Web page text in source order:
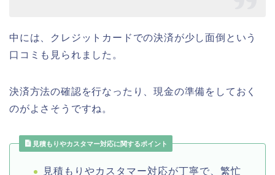
中には、クレジットカードでの決済が少し面倒という
口コミも見られました。
決済方法の確認を行なったり、現金の準備をしておく
のがよさそうですね。
見積もりやカスタマー対応に関するポイント
見積もりやカスタマー対応が丁寧で、繁忙